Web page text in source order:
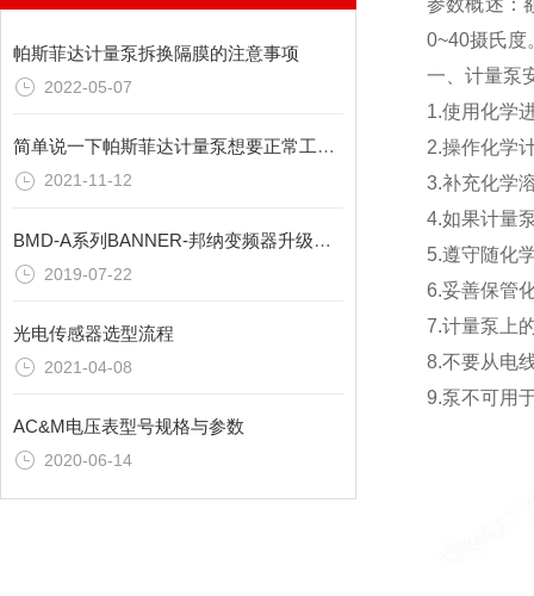
帕斯菲达计量泵拆换隔膜的注意事项
2022-05-07
简单说一下帕斯菲达计量泵想要正常工作的注意事项
2021-11-12
BMD-A系列BANNER-邦纳变频器升级新款啦
2019-07-22
光电传感器选型流程
2021-04-08
AC&M电压表型号规格与参数
2020-06-14
参数概述：
0~40摄氏度
一、计量泵
1.使用化学
2.操作化学
3.补充化学
4.如果计量
5.遵守随化
6.妥善保管
7.计量泵上
8.不要从电
9.泵不可用